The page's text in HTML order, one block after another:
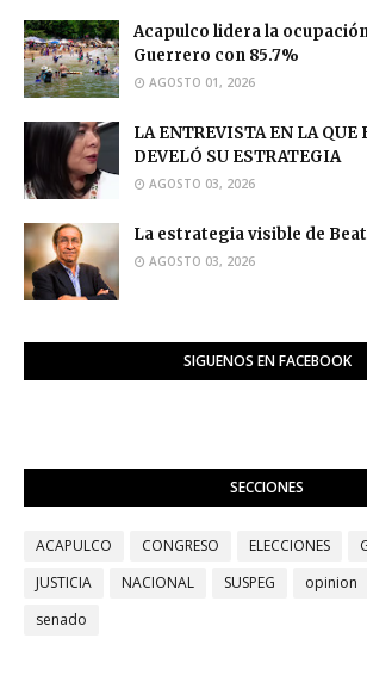
Acapulco lidera la
Guerrero con 85.7%
AGOSTO 01, 2026
LA ENTREVISTA EN LA QUE
DEVELÓ SU ESTRATEGIA
AGOSTO 03, 2026
La estrategia visible de
AGOSTO 03, 2026
SIGUENOS EN FACEBOOK
SECCIONES
ACAPULCO CONGRESO ELECCIONES
JUSTICIA
NACIONAL SUSPEG opinion
senado